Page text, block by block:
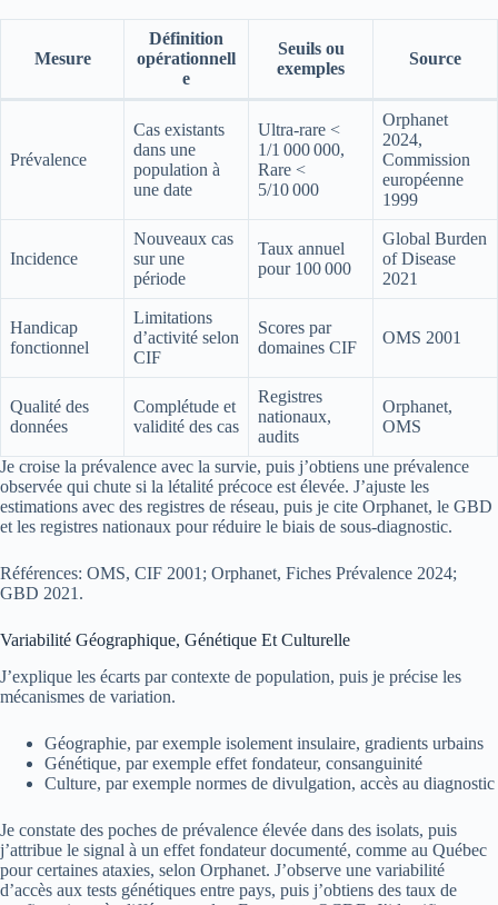
Mesure
Définition
opérationnell
e
Seuils ou
exemples
Source
Prévalence
Cas existants
dans une
population à
une date
Ultra‑rare <
1/1 000 000,
Rare <
5/10 000
Orphanet
2024,
Commission
européenne
1999
Incidence
Nouveaux cas
sur une
période
Taux annuel
pour 100 000
Global Burden
of Disease
2021
Handicap
fonctionnel
Limitations
d’activité selon
CIF
Scores par
domaines CIF
OMS 2001
Qualité des
données
Complétude et
validité des cas
Registres
nationaux,
audits
Orphanet,
OMS
Je croise la prévalence avec la survie, puis j’obtiens une prévalence
observée qui chute si la létalité précoce est élevée. J’ajuste les
estimations avec des registres de réseau, puis je cite Orphanet, le GBD
et les registres nationaux pour réduire le biais de sous‑diagnostic.
Références: OMS, CIF 2001; Orphanet, Fiches Prévalence 2024;
GBD 2021.
Variabilité Géographique, Génétique Et Culturelle
J’explique les écarts par contexte de population, puis je précise les
mécanismes de variation.
Géographie, par exemple isolement insulaire, gradients urbains
Génétique, par exemple effet fondateur, consanguinité
Culture, par exemple normes de divulgation, accès au diagnostic
Je constate des poches de prévalence élevée dans des isolats, puis
j’attribue le signal à un effet fondateur documenté, comme au Québec
pour certaines ataxies, selon Orphanet. J’observe une variabilité
d’accès aux tests génétiques entre pays, puis j’obtiens des taux de